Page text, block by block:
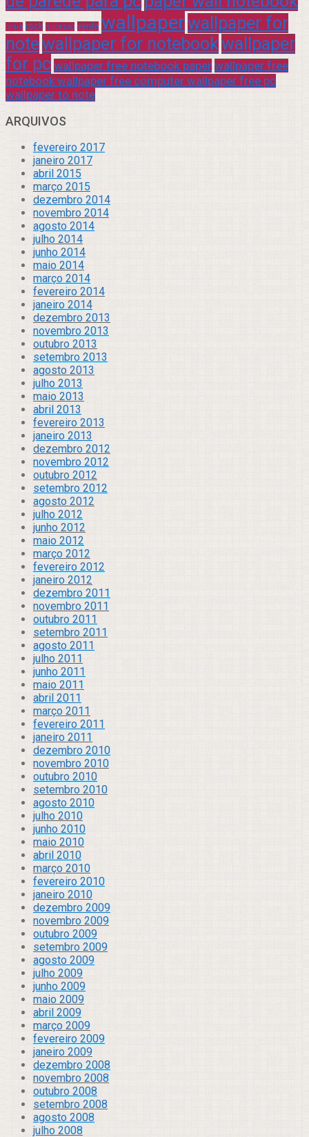
praia rock sucesso verde wallpaperwallpaper for
notewallpaper for notebookwallpaper
for pc wallpaper free notebook paper wallpaper free
notebook wallpaper free computer wallpaper free pc
wallpaper to note
ARQUIVOS
fevereiro 2017
janeiro 2017
abril 2015
março 2015
dezembro 2014
novembro 2014
agosto 2014
julho 2014
junho 2014
maio 2014
março 2014
fevereiro 2014
janeiro 2014
dezembro 2013
novembro 2013
outubro 2013
setembro 2013
agosto 2013
julho 2013
maio 2013
abril 2013
fevereiro 2013
janeiro 2013
dezembro 2012
novembro 2012
outubro 2012
setembro 2012
agosto 2012
julho 2012
junho 2012
maio 2012
março 2012
fevereiro 2012
janeiro 2012
dezembro 2011
novembro 2011
outubro 2011
setembro 2011
agosto 2011
julho 2011
junho 2011
maio 2011
abril 2011
março 2011
fevereiro 2011
janeiro 2011
dezembro 2010
novembro 2010
outubro 2010
setembro 2010
agosto 2010
julho 2010
junho 2010
maio 2010
abril 2010
março 2010
fevereiro 2010
janeiro 2010
dezembro 2009
novembro 2009
outubro 2009
setembro 2009
agosto 2009
julho 2009
junho 2009
maio 2009
abril 2009
março 2009
fevereiro 2009
janeiro 2009
dezembro 2008
novembro 2008
outubro 2008
setembro 2008
agosto 2008
julho 2008